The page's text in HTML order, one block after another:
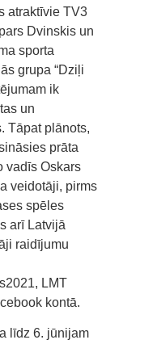
atraktīvie TV3
Dvinskis un
sporta
grupa “Dziļi
ik
un
Tāpat plānots,
prāta
vadīs Oskars
veidotāji, pirms
spēles
arī Latvijā
raidījumu
LMT
kontā.
līdz 6. jūnijam